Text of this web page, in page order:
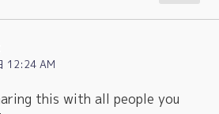
12:24 AM
this with all people you